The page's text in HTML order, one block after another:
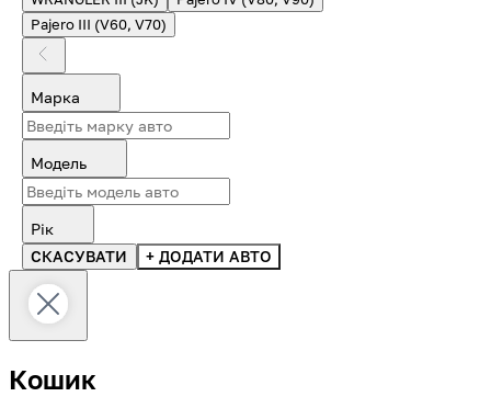
Pajero III (V60, V70)
Марка
Модель
Рік
СКАСУВАТИ
+ ДОДАТИ АВТО
Кошик